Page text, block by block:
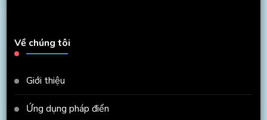
Về chúng tôi
Giới thiệu
Ứng dụng pháp điển